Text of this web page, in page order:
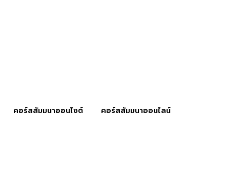
คอร์สสัมมนาออนไซต์ คอร์สสัมมนาออนไลน์